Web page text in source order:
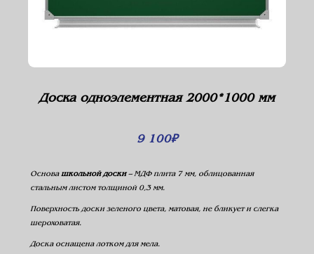
Доска одноэлементная 2000*1000 мм
9 100₽
Основа школьной доски– МДФ плита 7 мм, облицованная
стальным листом толщиной 0,3 мм.
Поверхность доски зеленого цвета, матовая, не бликует и слегка
шероховатая.
Доска оснащена лотком для мела.